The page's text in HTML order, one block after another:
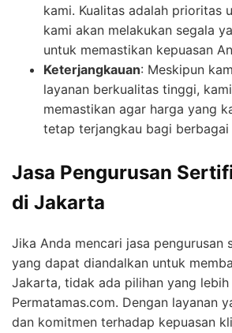
kami. Kualitas adalah prioritas
kami akan melakukan segala
untuk memastikan kepuasan
Keterjangkauan: Meskipun
layanan berkualitas tinggi,
memastikan agar harga yang
tetap terjangkau bagi berbagai
Jasa Pengurusan
di Jakarta
Jika Anda mencari jasa pengurusan
yang dapat diandalkan untuk
Jakarta, tidak ada pilihan yang
Permatamas.com. Dengan layanan
dan komitmen terhadap kepuasan